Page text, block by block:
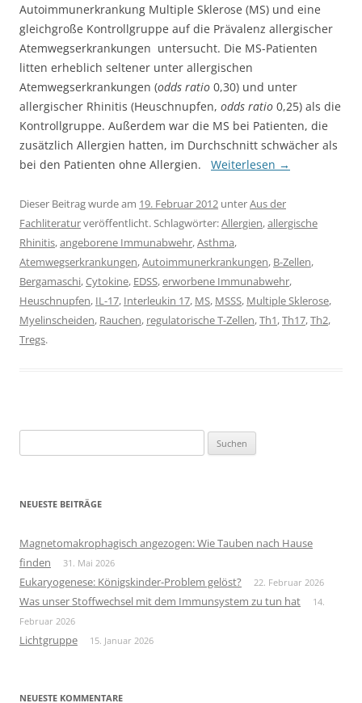
Autoimmunerkrankung Multiple Sklerose (MS) und eine
gleichgroße Kontrollgruppe auf die Prävalenz allergischer
Atemwegserkrankungen untersucht. Die MS-Patienten
litten erheblich seltener unter allergischen
Atemwegserkrankungen (odds ratio 0,30) und unter
allergischer Rhinitis (Heuschnupfen, odds ratio 0,25) als die
Kontrollgruppe. Außerdem war die MS bei Patienten, die
zusätzlich Allergien hatten, im Durchschnitt schwächer als
bei den Patienten ohne Allergien. Weiterlesen →
Dieser Beitrag wurde am 19. Februar 2012 unterAus der
Fachliteraturveröffentlicht. Schlagwörter:Allergien,allergische
Rhinitis,angeborene Immunabwehr,Asthma,
Atemwegserkrankungen,Autoimmunerkrankungen, B-Zellen,
Bergamaschi,Cytokine, EDSS,erworbene Immunabwehr,
Heuschnupfen, IL-17, Interleukin 17, MS, MSSS, Multiple Sklerose,
Myelinscheiden, Rauchen, regulatorische T-Zellen,Th1,Th17,Th2,
Tregs.
nach:
NEUESTE BEITRÄGE
Magnetomakrophagisch angezogen: Wie Tauben nach Hause
finden
31. Mai 2026
Eukaryogenese: Königskinder-Problem gelöst? 22. Februar 2026
Was unser Stoffwechsel mit dem Immunsystem zu tun hat
14.
Februar 2026
Lichtgruppe 15. Januar 2026
NEUESTE KOMMENTARE